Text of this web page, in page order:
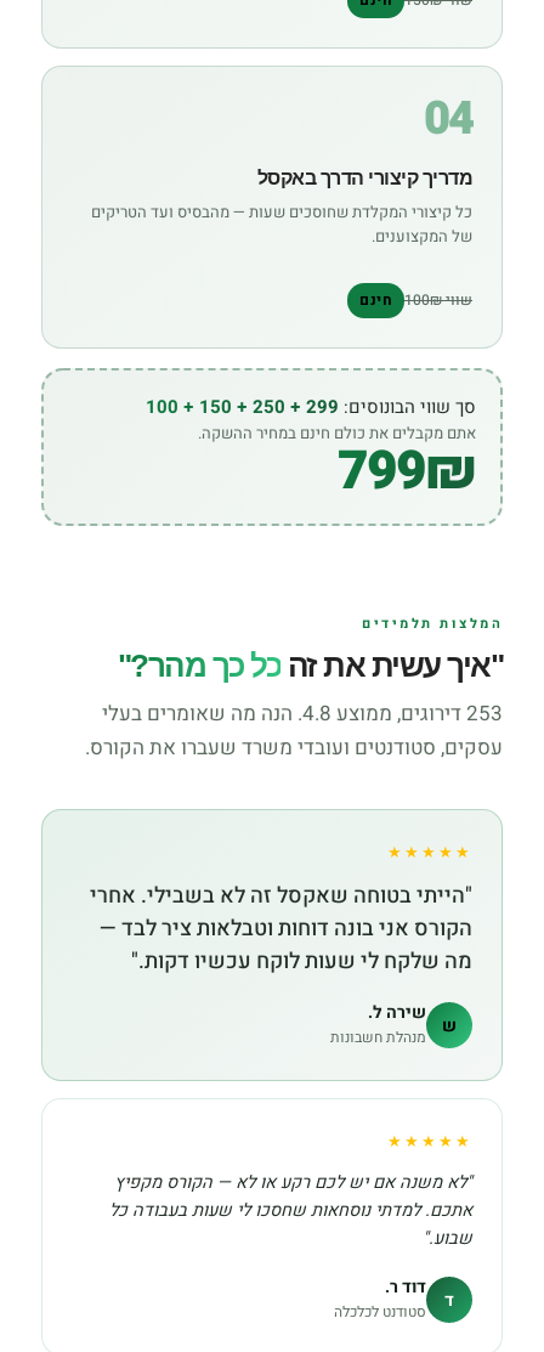
04
מדריך קיצורי הדרך באקסל
כל קיצורי המקלדת שחוסכים שעות — מהבסיס ועד הטריקים
של המקצוענים.
שווי 100₪ חינם
סך שווי הבונוסים: 299 + 250 + 150 + 100
אתם מקבלים את כולם חינם במחיר ההשקה.
799₪
המלצות תלמידים
"איך עשית את זה כל כך מהר?"
253 דירוגים, ממוצע 4.8. הנה מה שאומרים בעלי
עסקים, סטודנטים ועובדי משרד שעברו את הקורס.
★★★★★
"הייתי בטוחה שאקסל זה לא בשבילי. אחרי
הקורס אני בונה דוחות וטבלאות ציר לבד —
מה שלקח לי שעות לוקח עכשיו דקות."
ש שירה ל.
מנהלת חשבונות
★★★★★
"לא משנה אם יש לכם רקע או לא — הקורס מקפיץ
אתכם. למדתי נוסחאות שחסכו לי שעות בעבודה כל
שבוע."
ד דוד ר.
סטודנט לכלכלה